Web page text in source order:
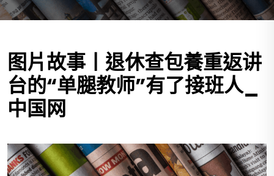
图片故事丨退休查包養重返讲
台的“单腿教师”有了接班人_
中国网